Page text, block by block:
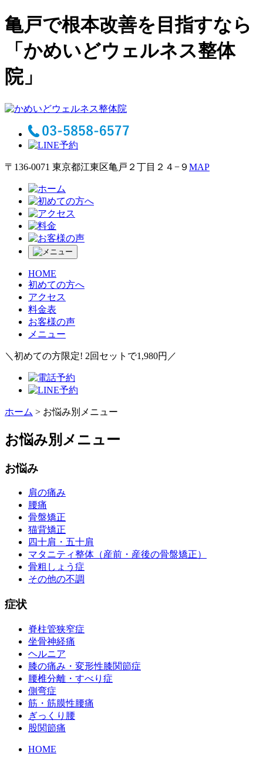
亀戸で根本改善を目指すなら
「かめいどウェルネス整体
院」
〒136-0071 東京都江東区亀戸２丁目２４−９ MAP
HOME
初めての方へ
アクセス
料金表
お客様の声
メニュー
＼初めての方限定! 2回セットで1,980円／
ホーム > お悩み別メニュー
お悩み別メニュー
お悩み
肩の痛み
腰痛
骨盤矯正
猫背矯正
四十肩・五十肩
マタニティ整体（産前・産後の骨盤矯正）
骨粗しょう症
その他の不調
症状
脊柱管狭窄症
坐骨神経痛
ヘルニア
膝の痛み・変形性膝関節症
腰椎分離・すべり症
側弯症
筋・筋膜性腰痛
ぎっくり腰
股関節痛
HOME